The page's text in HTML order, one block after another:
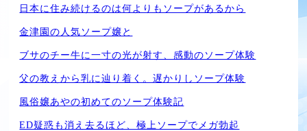
日本に住み続けるのは何よりもソープがあるから
金津園の人気ソープ嬢と
ブサのチー牛に一寸の光が射す、感動のソープ体験
父の教えから乳に辿り着く。遅かりしソープ体験
風俗嬢あやの初めてのソープ体験記
ED疑惑も消え去るほど、極上ソープでメガ勃起